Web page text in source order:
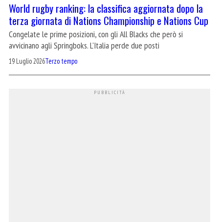
World rugby ranking: la classifica aggiornata dopo la
terza giornata di Nations Championship e Nations Cup
Congelate le prime posizioni, con gli All Blacks che però si
avvicinano agli Springboks. L'Italia perde due posti
19 Luglio 2026Terzo tempo